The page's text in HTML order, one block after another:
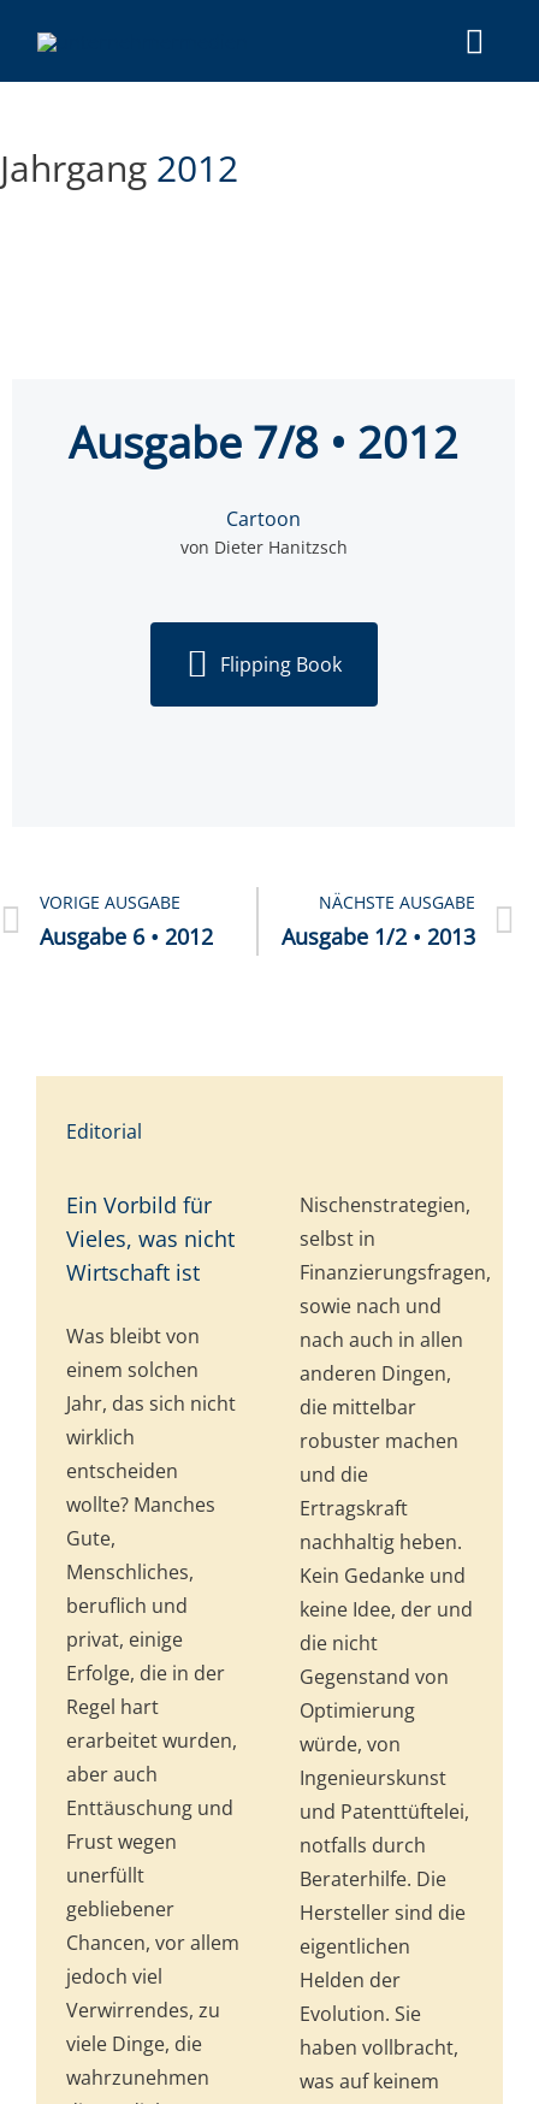
Jahrgang 2012
Aus­ga­be 7/8 • 2012
Cartoon
von Dieter Hanitzsch
Flipping Book
VORIGE AUSGABE
Aus­ga­be 6 • 2012
NÄCHSTE AUSGABE
Aus­ga­be 1/2 • 2013
Editorial
Ein Vorbild für
Vieles, was nicht
Wirtschaft ist
Was bleibt von
einem solchen
Jahr, das sich nicht
wirklich
entscheiden
wollte? Manches
Gute,
Menschliches,
beruflich und
privat, einige
Erfolge, die in der
Regel hart
erarbeitet wurden,
aber auch
Enttäuschung und
Frust wegen
unerfüllt
gebliebener
Chancen, vor allem
jedoch viel
Verwirrendes, zu
viele Dinge, die
wahrzunehmen
Nischenstrategien,
selbst in
Finanzierungsfragen,
sowie nach und
nach auch in allen
anderen Dingen,
die mittelbar
robuster machen
und die
Ertragskraft
nachhaltig heben.
Kein Gedanke und
keine Idee, der und
die nicht
Gegenstand von
Optimierung
würde, von
Ingenieurskunst
und Patenttüftelei,
notfalls durch
Beraterhilfe. Die
Hersteller sind die
eigentlichen
Helden der
Evolution. Sie
haben vollbracht,
was auf keinem